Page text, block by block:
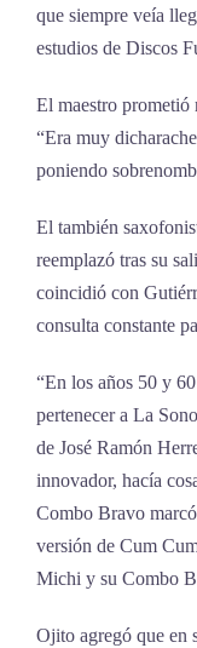
que siempre veía
estudios de Discos
El maestro prometió
“Era muy
poniendo
El también
reemplazó tras su
coincidió con
consulta constante
“En los años 50 y
pertenecer a La
de José Ramón
innovador, hacía
Combo Bravo
versión de Cum
Michi y su Combo
Ojito agregó que en